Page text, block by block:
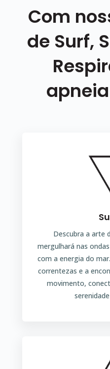
Com
de Surf,
Descubra a arte
mergulhará nas
com a energia do
correntezas e a
movimento,